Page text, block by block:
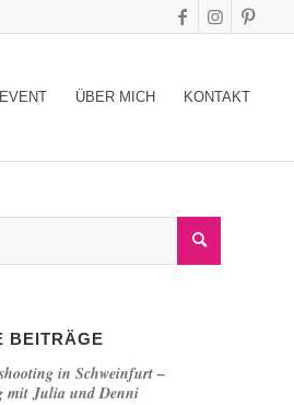
EVENT ÜBER MICH KONTAKT
BEITRÄGE
in Schweinfurt –
mit Julia und Denni